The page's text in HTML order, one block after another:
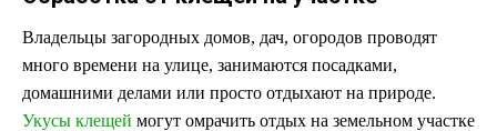
Владельцы загородных домов, дач, огородов проводят
много времени на улице, занимаются посадками,
домашними делами или просто отдыхают на природе.
Укусы клещей могут омрачить отдых на земельном участке